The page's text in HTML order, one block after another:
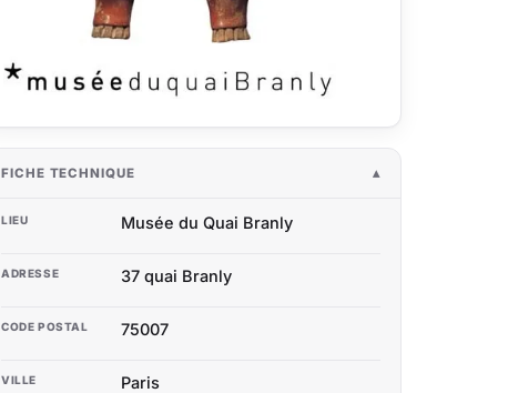
FICHE TECHNIQUE
LIEU Musée du Quai Branly
ADRESSE 37 quai Branly
CODE POSTAL 75007
VILLE Paris